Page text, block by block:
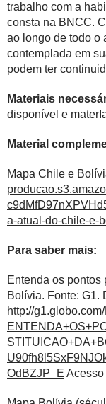
trabalho com a
consta na BNCC.
ao longo de todo o
contemplada em
podem ter
Materiais
disponível e
Material
Mapa Chile e
a-atual-do-chile-e-
Para saber mais:
Entenda os
Bolívia. Fonte: G1.
http://
OdBZJP_E Acesso